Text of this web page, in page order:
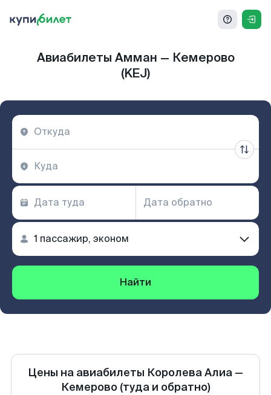
Авиабилеты Амман — Кемерово
(KEJ)
Найти
Цены на авиабилеты Королева Алиа —
Кемерово (туда и обратно)